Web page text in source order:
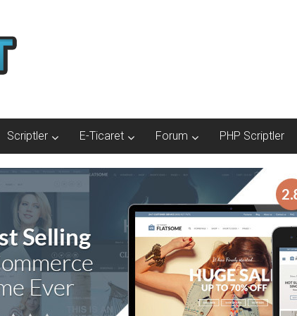
Scriptler E-Ticaret Forum PHP Scriptler